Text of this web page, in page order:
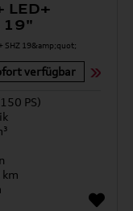
LED+
19"
verfügbar
PS)